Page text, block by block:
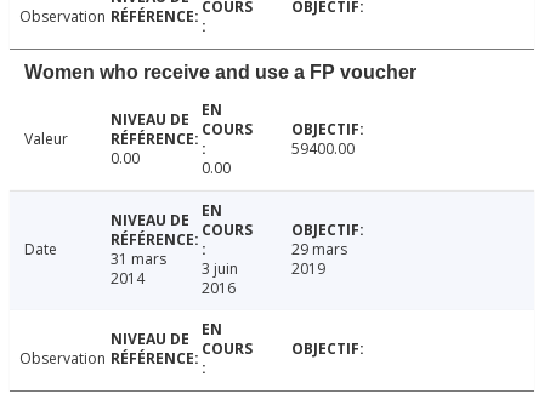
Observation
Women who receive and use a FP voucher
Valeur
0.00
0.00
59400.00
Date
31 mars
2014
3 juin
2016
29 mars
2019
Observation